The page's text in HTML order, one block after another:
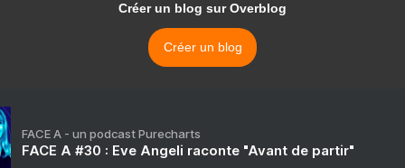
Créer un blog sur Overblog
Créer un blog
FACE A - un podcast Purecharts
FACE A #30 : Eve Angeli raconte "Avant de partir"